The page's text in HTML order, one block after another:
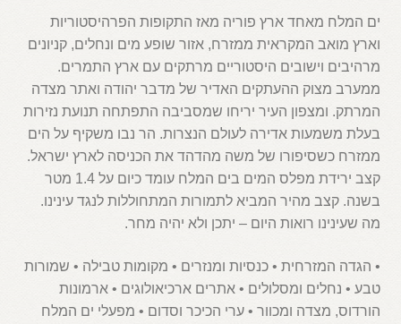
ים המלח מאחד ארץ פוריה מאז התקופות הפרהיסטוריות
וארץ מואב המקראית ממזרח, אזור שופע מים ונחלים, קניונים
מרהיבים וישובים היסטוריים מרתקים עם ארץ התמרים.
ממערב מצוק ההעתקים האדיר של מדבר יהודה ואתר מצדה
המרתק. ומצפון העיר יריחו שמסביבה התפתחה תנועת נזירות
בעלת משמעות אדירה לעולם הנצרות. הר נבו משקיף על הים
ממזרח כשסיפורו של משה מהדהד את הכניסה לארץ ישראל.
קצב ירידת מפלס המים בים המלח עומד כיום על 1.4 מטר
בשנה. קצב מהיר המביא לתמורות המתחוללות לנגד עינינו.
מה שעינינו רואות היום – יתכן ולא יהיה מחר.
• הגדה המזרחית • כנסיות ומנזרים • מקומות טבילה • שמורות
טבע • נחלים ומסלולים • אתרים ארכיאולוגים • ארמונות
הורדוס, מצדה ומכוור • ערי הכיכר וסדום • מפעלי ים המלח